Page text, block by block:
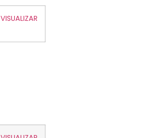
VISUALIZAR